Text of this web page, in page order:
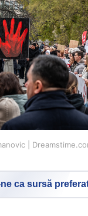
|
ca sursă